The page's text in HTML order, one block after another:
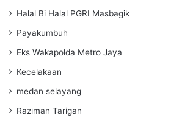
Halal Bi Halal PGRI Masbagik
Payakumbuh
Eks Wakapolda Metro Jaya
Kecelakaan
medan selayang
Raziman Tarigan